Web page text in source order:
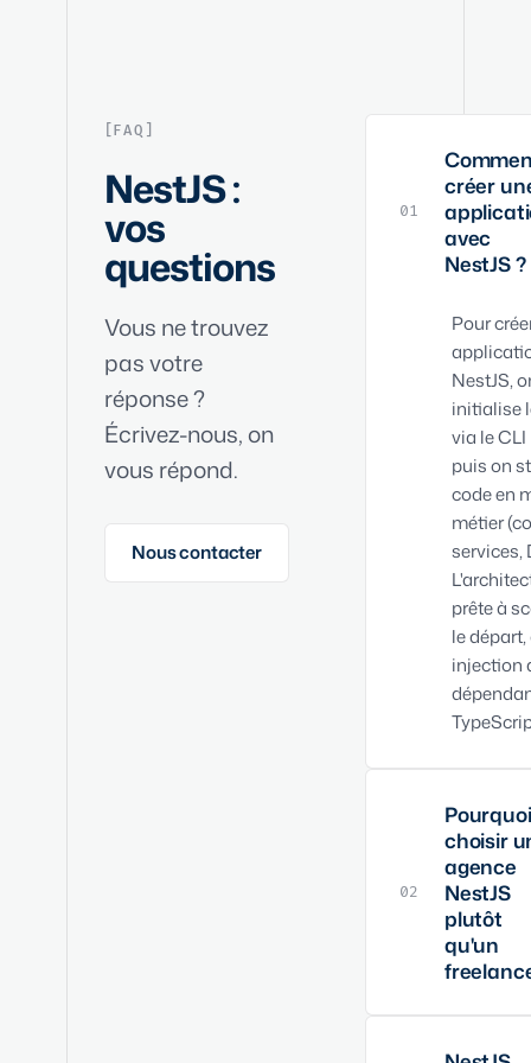
FAQ
NestJS :
vos
questions
Vous ne trouvez
pas votre
réponse ?
Écrivez-nous, on
vous répond.
Nous contacter
01
créer
avec
NestJS ?
Pour
NestJS,
initialise
via le CLI
puis on
code en
métier
services,
prête à
le
injection
02
Pourquoi
choisir
agence
NestJS
plutôt
qu'un
NestJS